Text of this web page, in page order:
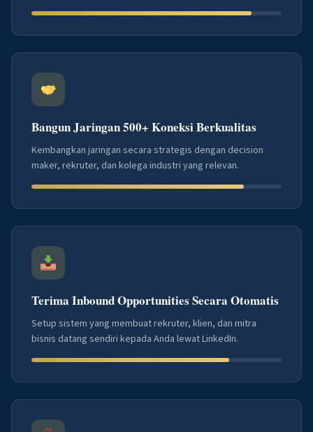
Bangun Jaringan 500+ Koneksi Berkualitas
Kembangkan jaringan secara strategis dengan decision
maker, rekruter, dan kolega industri yang relevan.
Terima Inbound Opportunities Secara Otomatis
Setup sistem yang membuat rekruter, klien, dan mitra
bisnis datang sendiri kepada Anda lewat LinkedIn.